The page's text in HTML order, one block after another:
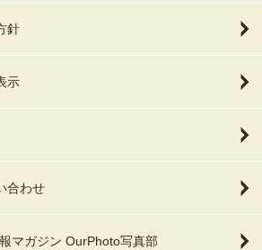
針
示
合わせ
マガジン OurPhoto写真部